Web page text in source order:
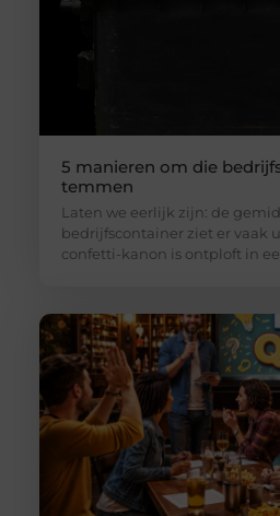
5 manieren om die
temmen
Laten we eerlijk zijn: de
bedrijfscontainer ziet er vaak
confetti-kanon is ontploft in